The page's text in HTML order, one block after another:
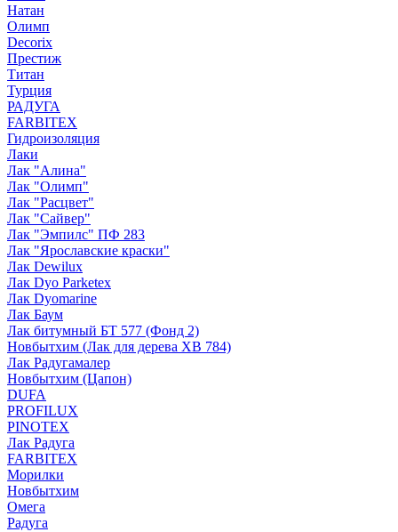
Натан
Олимп
Decorix
Престиж
Титан
Турция
РАДУГА
FARBITEX
Гидроизоляция
Лаки
Лак "Алина"
Лак "Олимп"
Лак "Расцвет"
Лак "Сайвер"
Лак "Эмпилс" ПФ 283
Лак "Ярославские краски"
Лак Dewilux
Лак Dyo Parketex
Лак Dyomarine
Лак Баум
Лак битумный БТ 577 (Фонд 2)
Новбытхим (Лак для дерева ХВ 784)
Лак Радугамалер
Новбытхим (Цапон)
DUFA
PROFILUX
PINOTEX
Лак Радуга
FARBITEX
Морилки
Новбытхим
Омега
Радуга